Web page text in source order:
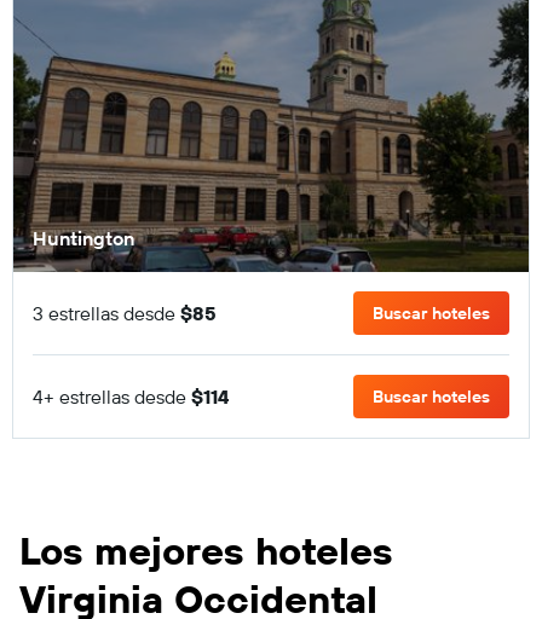
Huntington
3 estrellas desde $85 Buscar hoteles
4+ estrellas desde $114 Buscar hoteles
Los mejores hoteles
Virginia Occidental